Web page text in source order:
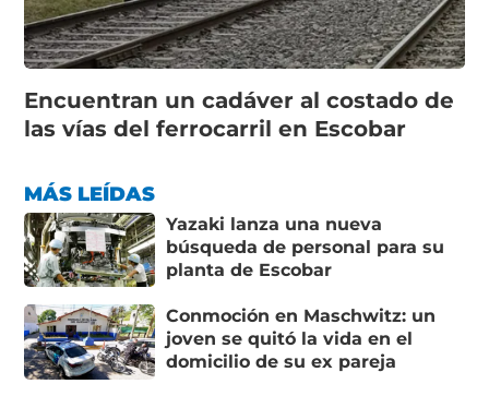
Encuentran un cadáver al costado de
las vías del ferrocarril en Escobar
MÁS LEÍDAS
Yazaki lanza una nueva
búsqueda de personal para su
planta de Escobar
Conmoción en Maschwitz: un
joven se quitó la vida en el
domicilio de su ex pareja